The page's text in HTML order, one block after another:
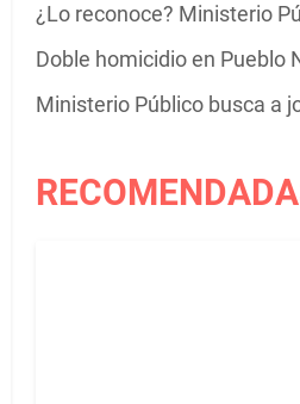
¿Lo reconoce? Ministerio
Doble homicidio en Pueblo
Ministerio Público busca a